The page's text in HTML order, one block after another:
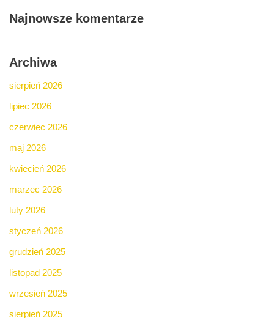
Najnowsze komentarze
Archiwa
sierpień 2026
lipiec 2026
czerwiec 2026
maj 2026
kwiecień 2026
marzec 2026
luty 2026
styczeń 2026
grudzień 2025
listopad 2025
wrzesień 2025
sierpień 2025